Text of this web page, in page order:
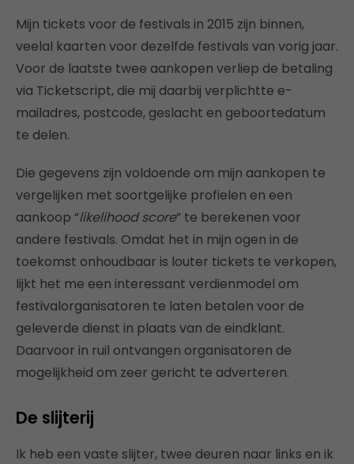
Mijn tickets voor de festivals in 2015 zijn binnen,
veelal kaarten voor dezelfde festivals van vorig jaar.
Voor de laatste twee aankopen verliep de betaling
via Ticketscript, die mij daarbij verplichtte e-
mailadres, postcode, geslacht en geboortedatum
te delen.
Die gegevens zijn voldoende om mijn aankopen te
vergelijken met soortgelijke profielen en een
aankoop “likelihood score” te berekenen voor
andere festivals. Omdat het in mijn ogen in de
toekomst onhoudbaar is louter tickets te verkopen,
lijkt het me een interessant verdienmodel om
festivalorganisatoren te laten betalen voor de
geleverde dienst in plaats van de eindklant.
Daarvoor in ruil ontvangen organisatoren de
mogelijkheid om zeer gericht te adverteren.
De slijterij
Ik heb een vaste slijter, twee deuren naar links en ik